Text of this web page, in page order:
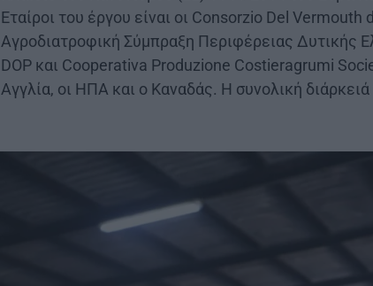
Εταίροι του έργου είναι οι Consorzio Del
Αγροδιατροφική Σύμπραξη Περιφέρειας Δυτικής
DOP και Cooperativa Produzione Costieragrumi
Αγγλία, οι ΗΠΑ και ο Καναδάς. Η συνολική